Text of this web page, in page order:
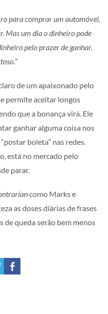
para comprar um automóvel,
Mas um dia o dinheiro pode
pelo prazer de ganhar.
de um apaixonado pelo
permite aceitar longos
que a bonança virá. Ele
ganhar alguma coisa nos
boleta” nas redes.
está no mercado pelo
parar.
como Marks e
as doses diárias de frases
queda serão bem menos